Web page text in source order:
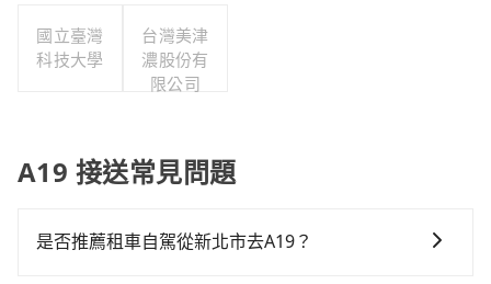
國立臺灣
科技大學
台灣美津
濃股份有
限公司
A19 接送常見問題
是否推薦租車自駕從新北市去A19？